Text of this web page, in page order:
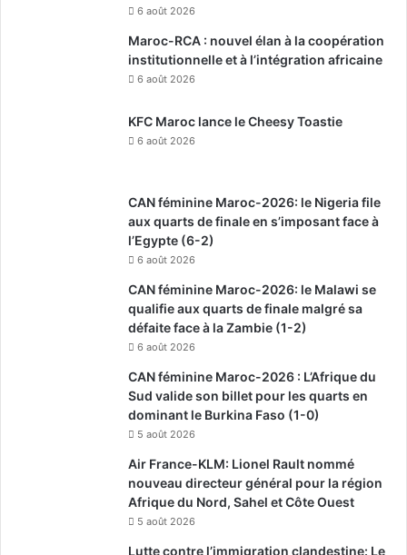
6 août 2026
Maroc-RCA : nouvel élan à la coopération
institutionnelle et à l’intégration africaine
6 août 2026
KFC Maroc lance le Cheesy Toastie
6 août 2026
CAN féminine Maroc-2026: le Nigeria file
aux quarts de finale en s’imposant face à
l’Egypte (6-2)
6 août 2026
CAN féminine Maroc-2026: le Malawi se
qualifie aux quarts de finale malgré sa
défaite face à la Zambie (1-2)
6 août 2026
CAN féminine Maroc-2026 : L’Afrique du
Sud valide son billet pour les quarts en
dominant le Burkina Faso (1-0)
5 août 2026
Air France-KLM: Lionel Rault nommé
nouveau directeur général pour la région
Afrique du Nord, Sahel et Côte Ouest
5 août 2026
Lutte contre l’immigration clandestine: Le